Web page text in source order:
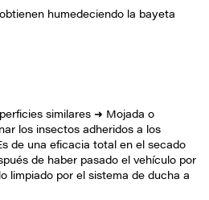
humedeciendo la bayeta
similares ➜ Mojada o
los insectos adheridos a los
de una eficacia total en el secado
de haber pasado el vehículo por
limpiado por el sistema de ducha a